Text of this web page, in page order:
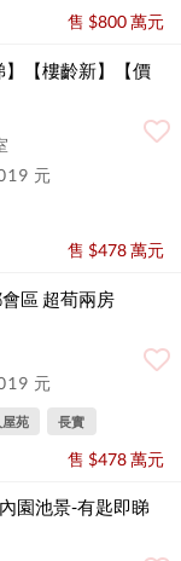
售 $800 萬元
】【樓齡新】【價
元
售 $478 萬元
區 超荀兩房
元
苑 長實
售 $478 萬元
園池景-有匙即睇